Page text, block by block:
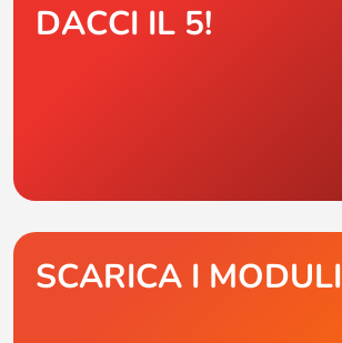
DACCI IL 5!
SCARICA I MODULI